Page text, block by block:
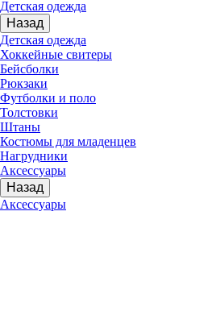
Детская одежда
Назад
Детская одежда
Хоккейные свитеры
Бейсболки
Рюкзаки
Футболки и поло
Толстовки
Штаны
Костюмы для младенцев
Нагрудники
Аксессуары
Назад
Аксессуары